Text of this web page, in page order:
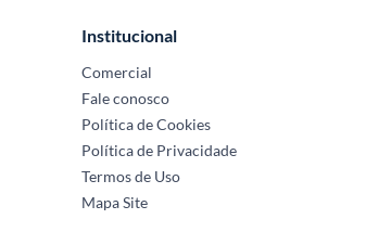
Institucional
Comercial
Fale conosco
Política de Cookies
Política de Privacidade
Termos de Uso
Mapa Site